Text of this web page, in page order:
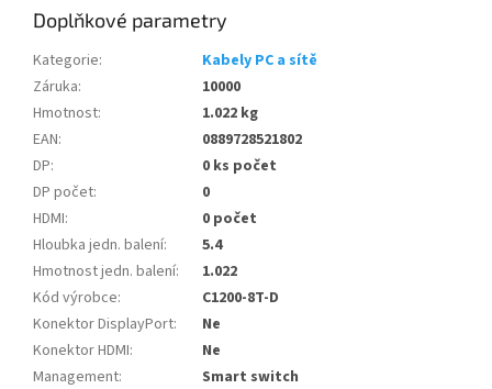
Doplňkové parametry
Kategorie:
Kabely PC a sítě
Záruka:
10000
Hmotnost:
1.022 kg
EAN:
0889728521802
DP:
0 ks počet
DP počet:
0
HDMI:
0 počet
Hloubka jedn. balení:
5.4
Hmotnost jedn. balení:
1.022
Kód výrobce:
C1200-8T-D
Konektor DisplayPort:
Ne
Konektor HDMI:
Ne
Management:
Smart switch